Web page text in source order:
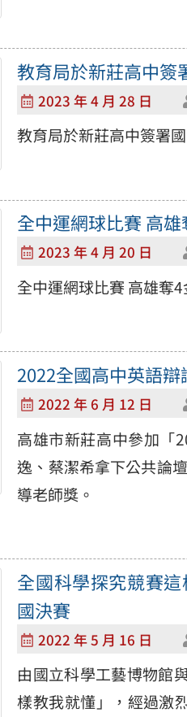
教育局於新莊高中簽
2023 年 4 月 28 日
教育局於新莊高中簽署
全中運網球比賽 高
2023 年 4 月 20 日
全中運網球比賽 高雄奪
2022全國高中英語
2022 年 6 月 12 日
高雄市新莊高中參加「
逸、蔡潔希拿下公共論
導老師獎。
全國科學探究競賽
國決賽
2022 年 5 月 16 日
由國立科學工藝博物館
樣教我就懂」，經過激